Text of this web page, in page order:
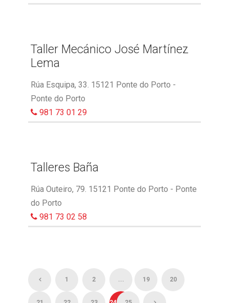
Taller Mecánico José Martínez
Lema
Rúa Esquipa, 33. 15121 Ponte do Porto -
Ponte do Porto
981 73 01 29
Talleres Baña
Rúa Outeiro, 79. 15121 Ponte do Porto - Ponte
do Porto
981 73 02 58
1 2 ... 19 20